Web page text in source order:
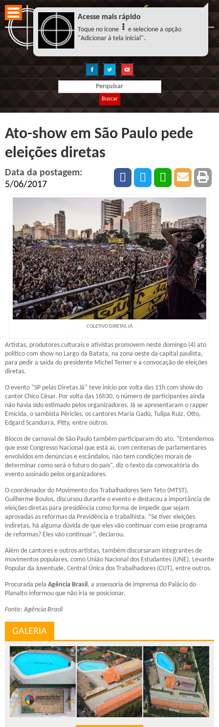
Buscar
Ato-show em São Paulo pede
eleições diretas
Data da postagem:
5/06/2017
COLETIVO DIRETAS JÁ
Artistas, produtores culturais e ativistas promovem neste domingo (4) ato
político com show no Largo da Batata, na zona oeste da capital paulista,
para pedir a saída do presidente Michel Temer e a convocação de eleições
diretas.
O evento “SP pelas Diretas Já” teve início por volta das 11h com show do
cantor Chico César. Por volta das 16h30, o número de participantes ainda
não havia sido estimado pelos organizadores. Já se apresentaram o rapper
Emicida, o sambista Péricles, os cantores Maria Gadú, Tulipa Ruiz, Otto,
Edgard Scandurra, Pitty, entre outros.
Blocos de carnaval de São Paulo também participaram do ato. “Entendemos
que esse Congresso Nacional que está aí, com centenas de parlamentares
envolvidos em denúncias e escândalos, não tem condições morais de
determinar como será o futuro do país”, diz o texto da convocatória do
evento assinado pelos organizadores.
O coordenador do Movimento dos Trabalhadores Sem Teto (MTST),
Guilherme Boulos, discursou durante o evento e destacou a importância de
eleições diretas para presidência como forma de impedir que sejam
aprovadas as reformas da Previdência e trabalhista. “Se tiver eleições
indiretas, há alguma dúvida de que eles vão continuar com esse programa
de reformas? Eles vão continuar”, declarou.
Além de cantores e outros artistas, também discursaram integrantes de
movimentos populares, como União Nacional dos Estudantes (UNE), Levante
Popular da Juventude, Central Única dos Trabalhadores (CUT), entre outros.
Procurada pela Agência Brasil , a assessoria de imprensa do Palácio do
Planalto informou que não iria se posicionar.
Fonte: Agência Brasil
GALERIA
Acesse mais rápido
Toque no icone
e selecione a opção
"Adicionar à tela inicial".